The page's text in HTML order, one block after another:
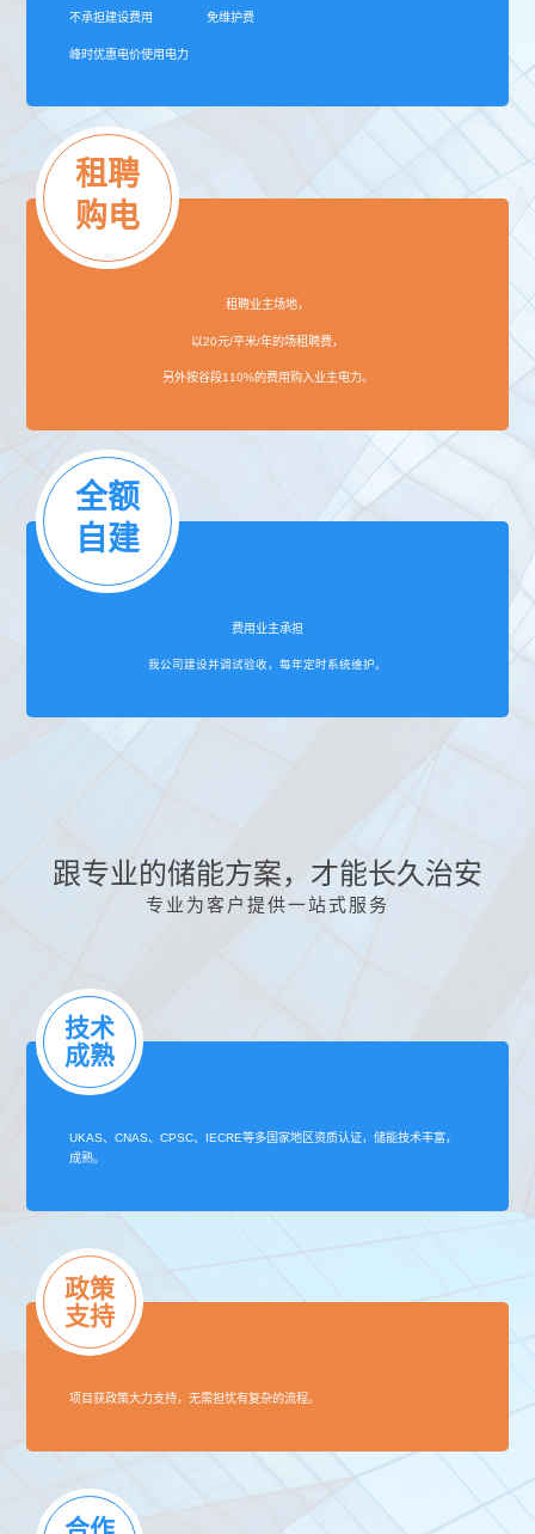
不承担建设费用 免维护费
峰时优惠电价使用电力
租聘
购电
租聘业主场地，
以20元/平米/年的场租聘费，
另外按谷段110%的费用购入业主电力。
全额
自建
费用业主承担
我公司建设并调试验收，每年定时系统维护。
跟专业的储能方案，才能长久治安
专业为客户提供一站式服务
技术
成熟
UKAS、CNAS、CPSC、IECRE等多国家地区资质认证，储能技术丰富，
成熟。
政策
支持
项目获政策大力支持，无需担忧有复杂的流程。
合作